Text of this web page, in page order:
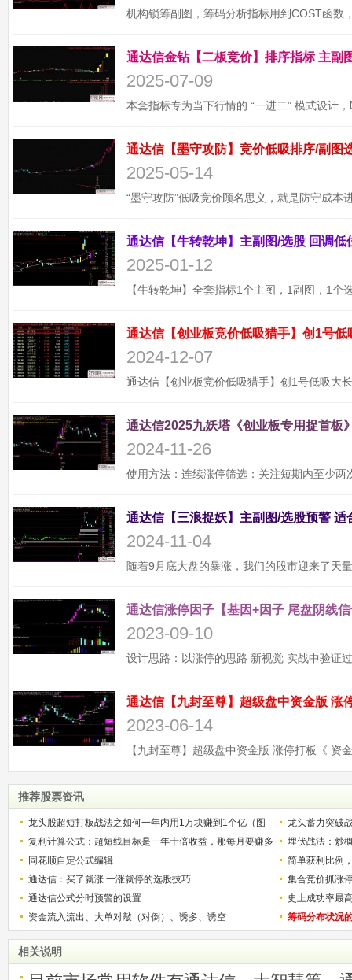
2025-07-09
2025-05-14
2025-01-12
通达信【创业板竞价低吸猎手】创1号
2024-12-07
通达信2025九妖塔《创业板专用捉首板
2024-11-26
2024-11-04
通达信涨停因子【基因+因子 尾盘阴线
2023-09-10
2023-06-14
推荐股票资讯
龙头股超短打板战法之如何一年内用1万块赚到1个亿（图
解）
龙头蓄力突破
的技巧（图解
复利计算公式：超短线目标是一年十倍收益，那每月要赚多
少？
埋伏战法：炒
同花顺自定公式编辑
简单获利比例
用
通达信：买了就涨 一涨就停的选股技巧
集合竞价抓涨
通达信公式分时预警的设置
史上成功率最
称选股法宝！
资金流入流出、大单对敲（对倒）、诱多、诱空 筹码分布状况
相关说明